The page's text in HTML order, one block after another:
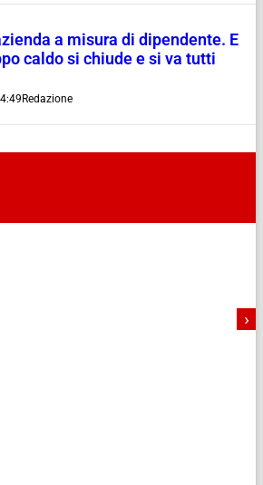
a misura di dipendente. E
caldo si chiude e si va tutti
Redazione
›